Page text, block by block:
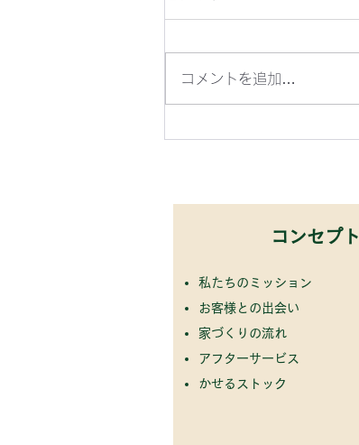
コメントを追加…
​コンセプト
私たちのミッション
お客様との出会い
家づくりの流れ
アフターサービス
​かせるストック